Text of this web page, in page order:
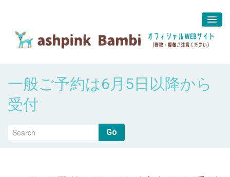
about us
堀江 真代
一般ご予約は6月5日以降から
受付
Go